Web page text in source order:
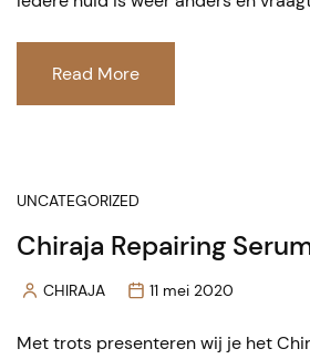
Read More
UNCATEGORIZED
Chiraja Repairing
PostedCHIRAJA 11 mei 2020
Met trots presenteren wij je het